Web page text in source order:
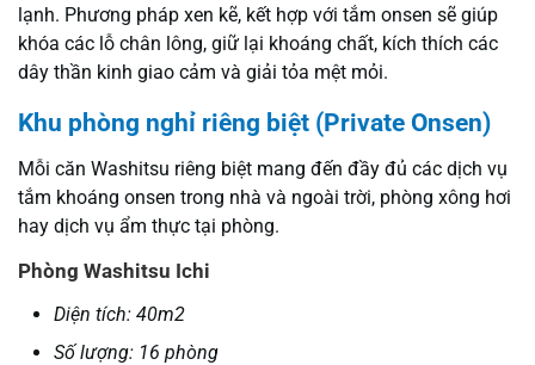
lạnh. Phương pháp xen kẽ, kết hợp với tắm onsen sẽ giúp
khóa các lỗ chân lông, giữ lại khoáng chất, kích thích các
dây thần kinh giao cảm và giải tỏa mệt mỏi.
Khu phòng nghỉ riêng biệt (Private Onsen)
Mỗi căn Washitsu riêng biệt mang đến đầy đủ các dịch vụ
tắm khoáng onsen trong nhà và ngoài trời, phòng xông hơi
hay dịch vụ ẩm thực tại phòng.
Phòng Washitsu Ichi
Diện tích: 40m2
Số lượng: 16 phòng